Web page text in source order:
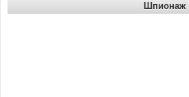
Шпионаж